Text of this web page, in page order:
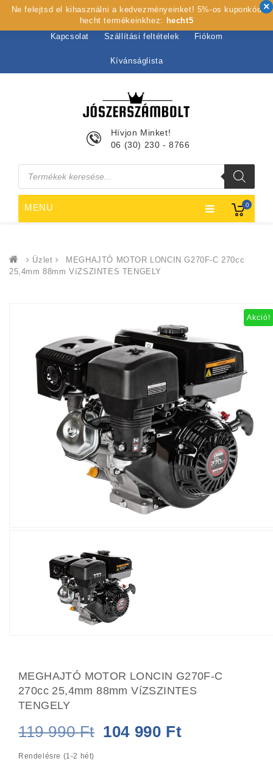
Kezdőlap Rólunk Webshop Szolgáltatások
Kapcsolat Szállítási feltételek Fiókom
Kívánságlista
0
Hívjon Minket!
06 (30) 230 - 8766
Products
search
MENU
Üzlet
MEGHAJTÓ MOTOR LONCIN G270F-C 270cc
25,4mm 88mm VíZSZINTES TENGELY
Akció!
MEGHAJTÓ MOTOR LONCIN G270F-C
270cc 25,4mm 88mm VíZSZINTES
TENGELY
119 990Ft Original
104 990 Ft
Rendelésre (1-2 hét)
Ne felejtsd el kihasználni a kedvezményeinket! 5%-os kuponkód
hecht termékeinkhez: hecht5